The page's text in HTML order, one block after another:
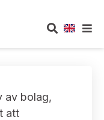
av bolag,
att